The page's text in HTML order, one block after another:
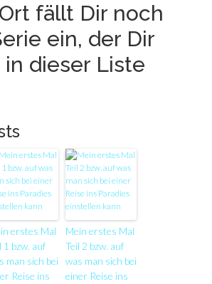
fällt Dir noch
ein, der Dir
dieser Liste
erstes Mal
1 bzw. auf
man sich bei
Reise ins
Mein erstes Mal
Teil 2 bzw. auf
was man sich bei
einer Reise ins